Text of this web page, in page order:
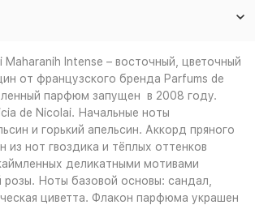
Maharanih Intense – восточный, цветочный
от французского бренда Parfums de
парфюм запущен в 2008 году.
de Nicolai. Начальные ноты
и горький апельсин. Аккорд пряного
из нот гвоздика и тёплых оттенков
деликатными мотивами
розы. Ноты базовой основы: сандал,
циветта. Флакон парфюма украшен